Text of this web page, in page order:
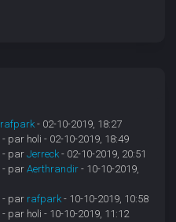
rafpark - 02-10-2019, 18:27
- par holi - 02-10-2019, 18:49
- parJerreck - 02-10-2019, 20:51
- parAerthrandir - 10-10-2019,
- par rafpark - 10-10-2019, 10:58
- par holi - 10-10-2019, 11:12